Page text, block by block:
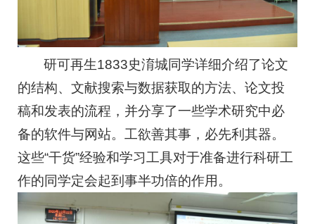
研可再生1833史淯城同学详细介绍了论文
的结构、文献搜索与数据获取的方法、论文投
稿和发表的流程，并分享了一些学术研究中必
备的软件与网站。工欲善其事，必先利其器。
这些“干货”经验和学习工具对于准备进行科研工
作的同学定会起到事半功倍的作用。